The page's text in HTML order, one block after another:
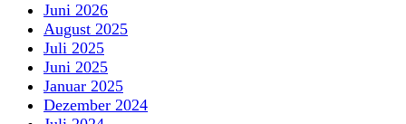
Juni 2026
August 2025
Juli 2025
Juni 2025
Januar 2025
Dezember 2024